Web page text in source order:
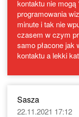
kontaktu nie mogą
programowania
minute i tak nie
czasem w czym
samo płacone jak
kontaktu a lekki
Sasza
22.11.2021 17:12